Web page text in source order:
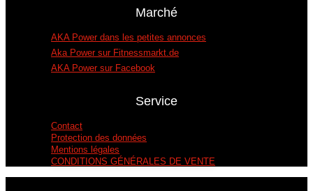
Marché
AKA Power dans les petites annonces
Aka Power sur Fitnessmarkt.de
AKA Power sur Facebook
Service
Contact
Protection des données
Mentions légales
CONDITIONS GÉNÉRALES DE VENTE